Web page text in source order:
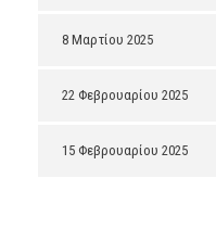
8 Μαρτίου 2025
22 Φεβρουαρίου 2025
15 Φεβρουαρίου 2025